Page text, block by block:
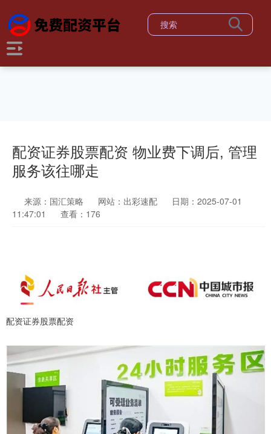
配资证券股票配资 物业费下调后, 管理
服务该往哪走
来源：国汇策略 网站：出彩速配
日期：2025-07-01
11:47:01
查看：176
配资证券股票配资